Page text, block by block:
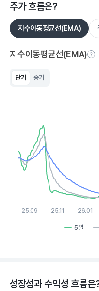
주가 흐름은?
지수이동평균선(EMA)
지수이동평균선(EMA)
단기 중기
The chart has 1 Y axis
5일
25.09 25.11 26.01
성장성과 수익성 흐름은